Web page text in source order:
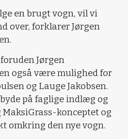
en brugt vogn, vil vi
over, forklarer Jørgen
Jørgen
også være mulighed for
og Lauge Jakobsen.
på faglige indlæg og
konceptet og
omkring den nye vogn.